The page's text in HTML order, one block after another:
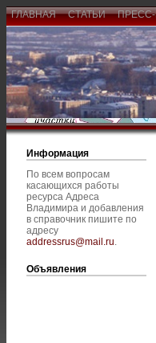
ГЛАВНАЯ СТАТЬИ
Информация
По всем вопросам
касающихся работы
ресурса Адреса
Владимира и добавления
в справочник пишите по
адресу
addressrus@mail.ru.
Объявления